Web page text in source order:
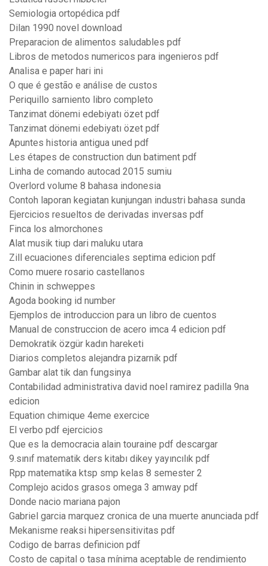
Semiologia ortopédica pdf
Dilan 1990 novel download
Preparacion de alimentos saludables pdf
Libros de metodos numericos para ingenieros pdf
Analisa e paper hari ini
O que é gestão e análise de custos
Periquillo sarniento libro completo
Tanzimat dönemi edebiyatı özet pdf
Tanzimat dönemi edebiyatı özet pdf
Apuntes historia antigua uned pdf
Les étapes de construction dun batiment pdf
Linha de comando autocad 2015 sumiu
Overlord volume 8 bahasa indonesia
Contoh laporan kegiatan kunjungan industri bahasa sunda
Ejercicios resueltos de derivadas inversas pdf
Finca los almorchones
Alat musik tiup dari maluku utara
Zill ecuaciones diferenciales septima edicion pdf
Como muere rosario castellanos
Chinin in schweppes
Agoda booking id number
Ejemplos de introduccion para un libro de cuentos
Manual de construccion de acero imca 4 edicion pdf
Demokratik özgür kadın hareketi
Diarios completos alejandra pizarnik pdf
Gambar alat tik dan fungsinya
Contabilidad administrativa david noel ramirez padilla 9na
edicion
Equation chimique 4eme exercice
El verbo pdf ejercicios
Que es la democracia alain touraine pdf descargar
9.sınıf matematik ders kitabı dikey yayıncılık pdf
Rpp matematika ktsp smp kelas 8 semester 2
Complejo acidos grasos omega 3 amway pdf
Donde nacio mariana pajon
Gabriel garcia marquez cronica de una muerte anunciada pdf
Mekanisme reaksi hipersensitivitas pdf
Codigo de barras definicion pdf
Costo de capital o tasa mínima aceptable de rendimiento